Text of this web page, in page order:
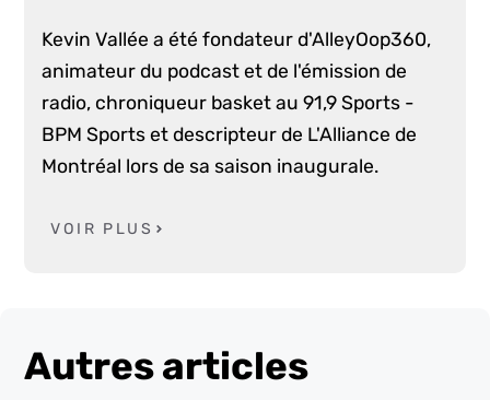
Kevin Vallée a été fondateur d'AlleyOop360,
animateur du podcast et de l'émission de
radio, chroniqueur basket au 91,9 Sports -
BPM Sports et descripteur de L'Alliance de
Montréal lors de sa saison inaugurale.
VOIR PLUS
Autres articles